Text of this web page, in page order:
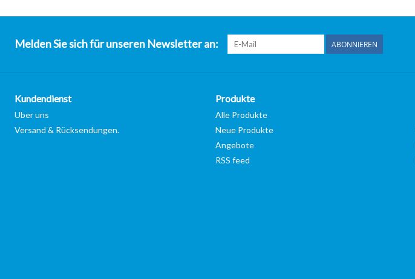
Melden Sie sich für unseren Newsletter an: ABONNIEREN
Kundendienst
Uber uns
Versand & Rücksendungen.
Produkte
Alle Produkte
Neue Produkte
Angebote
RSS feed